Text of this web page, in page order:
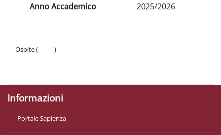
Anno Accademico
2025/2026
Ospite (
)
Informazioni
Portale Sapienza